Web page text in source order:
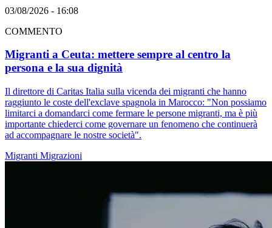
03/08/2026 - 16:08
COMMENTO
Migranti a Ceuta: mettere sempre al centro la
persona e la sua dignità
Il direttore di Caritas Italia sulla vicenda dei migranti che hanno
raggiunto le coste dell'exclave spagnola in Marocco: "Non possiamo
limitarci a domandarci come fermare le persone migranti, ma è più
importante chiederci come governare un fenomeno che continuerà
ad accompagnare le nostre società".
Migranti Migrazioni